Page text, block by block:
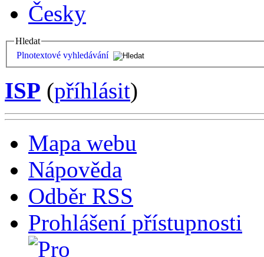
Česky
Hledat
Plnotextové vyhledávání
ISP (příhlásit)
Mapa webu
Nápověda
Odběr RSS
Prohlášení přístupnosti